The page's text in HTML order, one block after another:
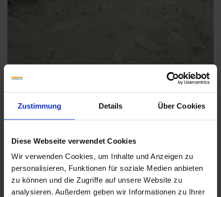
Zustimmung Details Über Cookies
Diese Webseite verwendet Cookies
Wir verwenden Cookies, um Inhalte und Anzeigen zu
personalisieren, Funktionen für soziale Medien anbieten
zu können und die Zugriffe auf unsere Website zu
analysieren. Außerdem geben wir Informationen zu Ihrer
Previous
Weitere Serien von Coem